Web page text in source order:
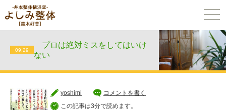
09.29
プロは絶対ミスをしてはいけ
ない
yoshimi
コメントを書く
この記事は3分で読めます。